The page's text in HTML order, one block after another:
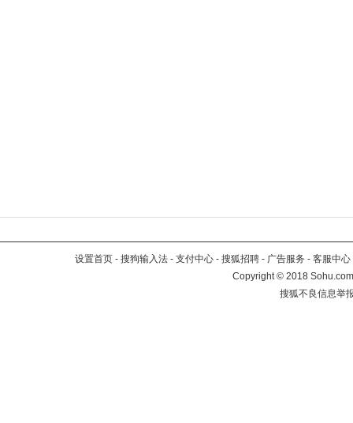
设置首页 - 搜狗输入法 - 支付中心 - 搜狐招聘 - 广告服务 - 客服中心
Copyright©2018
搜狐不良信息举